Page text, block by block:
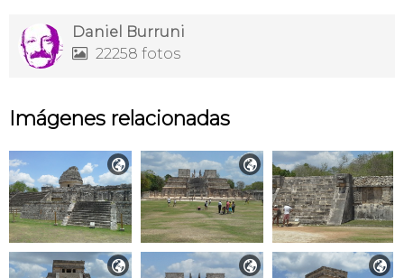
Daniel Burruni
 22258 fotos
Imágenes relacionadas
 
  